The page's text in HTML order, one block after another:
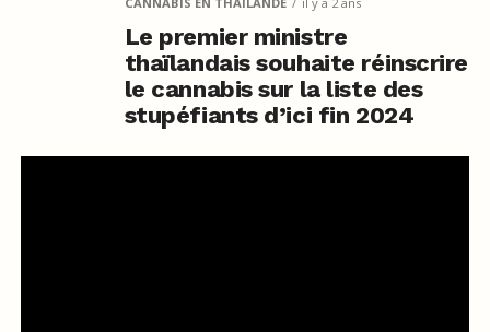
Le premier ministre
thaïlandais souhaite réinscrire
le cannabis sur la liste des
stupéfiants d’ici fin 2024